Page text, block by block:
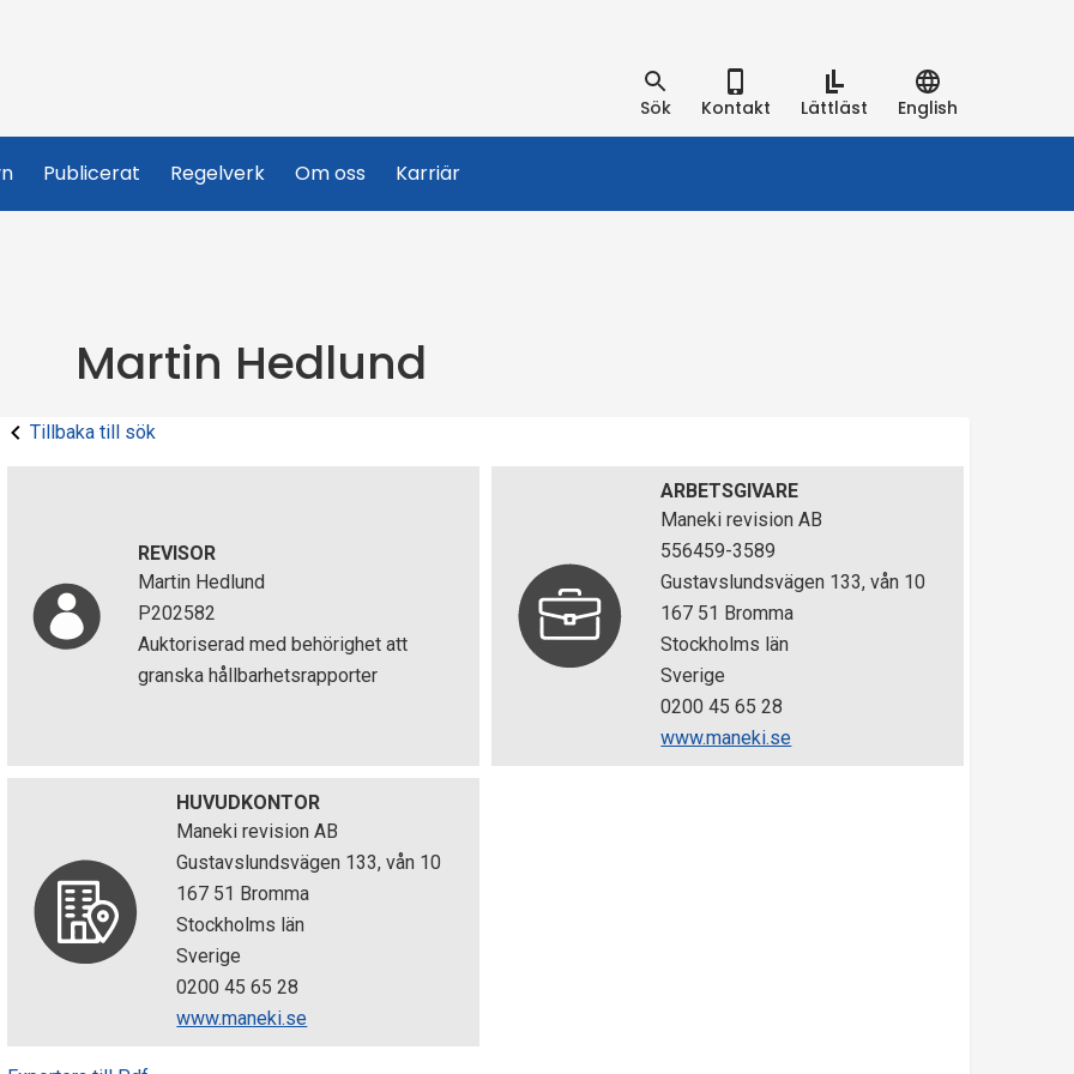
Sök Kontakt Lättläst English
Publicerat Regelverk Om oss Karriär
Martin Hedlund
Tillbaka till sök
REVISOR
Martin Hedlund
P202582
Auktoriserad med behörighet att
granska hållbarhetsrapporter
ARBETSGIVARE
Maneki revision AB
556459-3589
Gustavslundsvägen 133, vån 10
167 51 Bromma
Stockholms län
Sverige
0200 45 65 28
www.maneki.se
HUVUDKONTOR
Maneki revision AB
Gustavslundsvägen 133, vån 10
167 51 Bromma
Stockholms län
Sverige
0200 45 65 28
www.maneki.se